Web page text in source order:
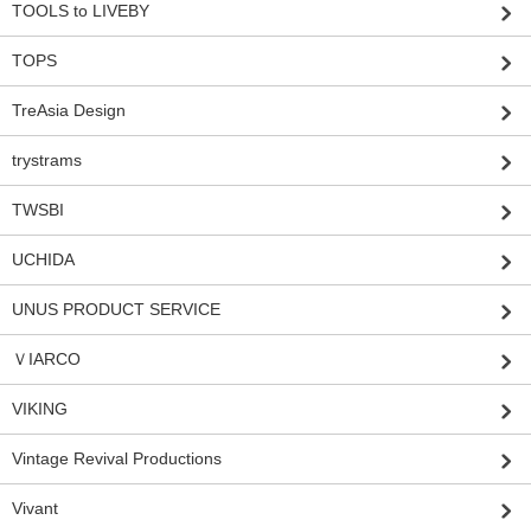
TOOLS to LIVEBY
TOPS
TreAsia Design
trystrams
TWSBI
UCHIDA
UNUS PRODUCT SERVICE
ＶIARCO
VIKING
Vintage Revival Productions
Vivant